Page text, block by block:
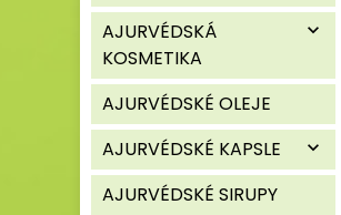
AJURVÉDSKÁ
KOSMETIKA
expand_more
AJURVÉDSKÉ OLEJE
AJURVÉDSKÉ KAPSLE
expand_more
AJURVÉDSKÉ SIRUPY